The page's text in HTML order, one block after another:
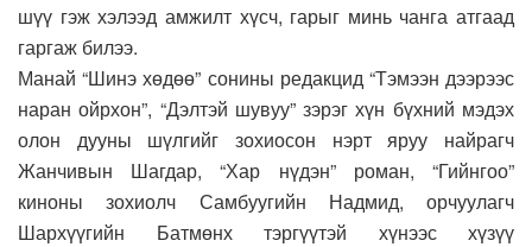
шүү гэж хэлээд амжилт хүсч, гарыг минь чанга атгаад
гаргаж билээ.
Манай “Шинэ хөдөө” сонины редакцид “Тэмээн дээрээс
наран ойрхон”, “Дэлтэй шувуу” зэрэг хүн бүхний мэдэх
олон дууны шүлгийг зохиосон нэрт яруу найрагч
Жанчивын Шагдар, “Хар нүдэн” роман, “Гийнгоо”
киноны зохиолч Самбуугийн Надмид, орчуулагч
Шархүүгийн Батмөнх тэргүүтэй хүнээс хүзүү